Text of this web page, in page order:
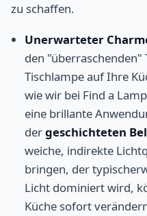
zu schaffen.
Unerwarteter
den "überraschenden"
Tischlampe auf Ihre
wie wir bei Find a
eine brillante
dergeschichteten
weiche, indirekte
bringen, der
Licht dominiert wird,
Küche sofort